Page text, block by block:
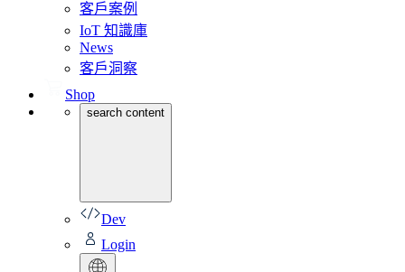
客戶案例
IoT 知識庫
News
客戶洞察
Shop
search content
Dev
Login